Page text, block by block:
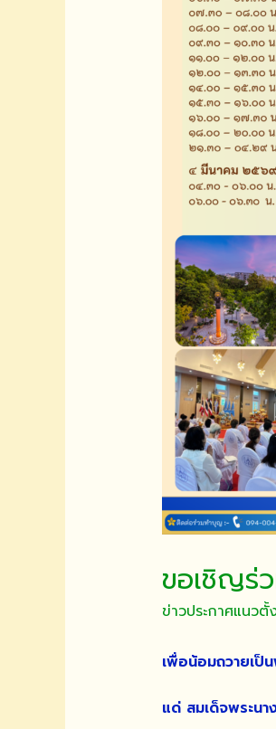
ขอเชิญร่
ข่าวประกาศแนวตั้
เพื่อน้อมถวายเป็
แด่ สมเด็จพระน